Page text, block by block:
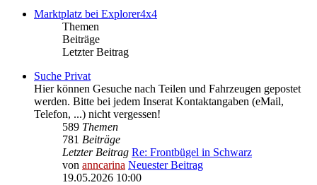
Marktplatz bei Explorer4x4
Themen
Beiträge
Letzter Beitrag
Suche Privat
Hier können Gesuche nach Teilen und Fahrzeugen gepostet
werden. Bitte bei jedem Inserat Kontaktangaben (eMail,
Telefon, ...) nicht vergessen!
589 Themen
781 Beiträge
Letzter Beitrag Re: Frontbügel in Schwarz
von anncarina Neuester Beitrag
19.05.2026 10:00